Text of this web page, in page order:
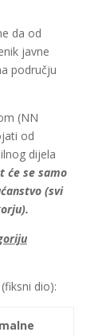
da od
javne
području
(NN
od
dijela
će se samo
(svi
dio):